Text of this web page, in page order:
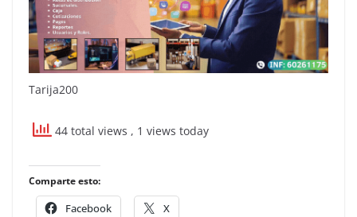
Tarija200
44 total views , 1 views today
Comparte esto:
Facebook X